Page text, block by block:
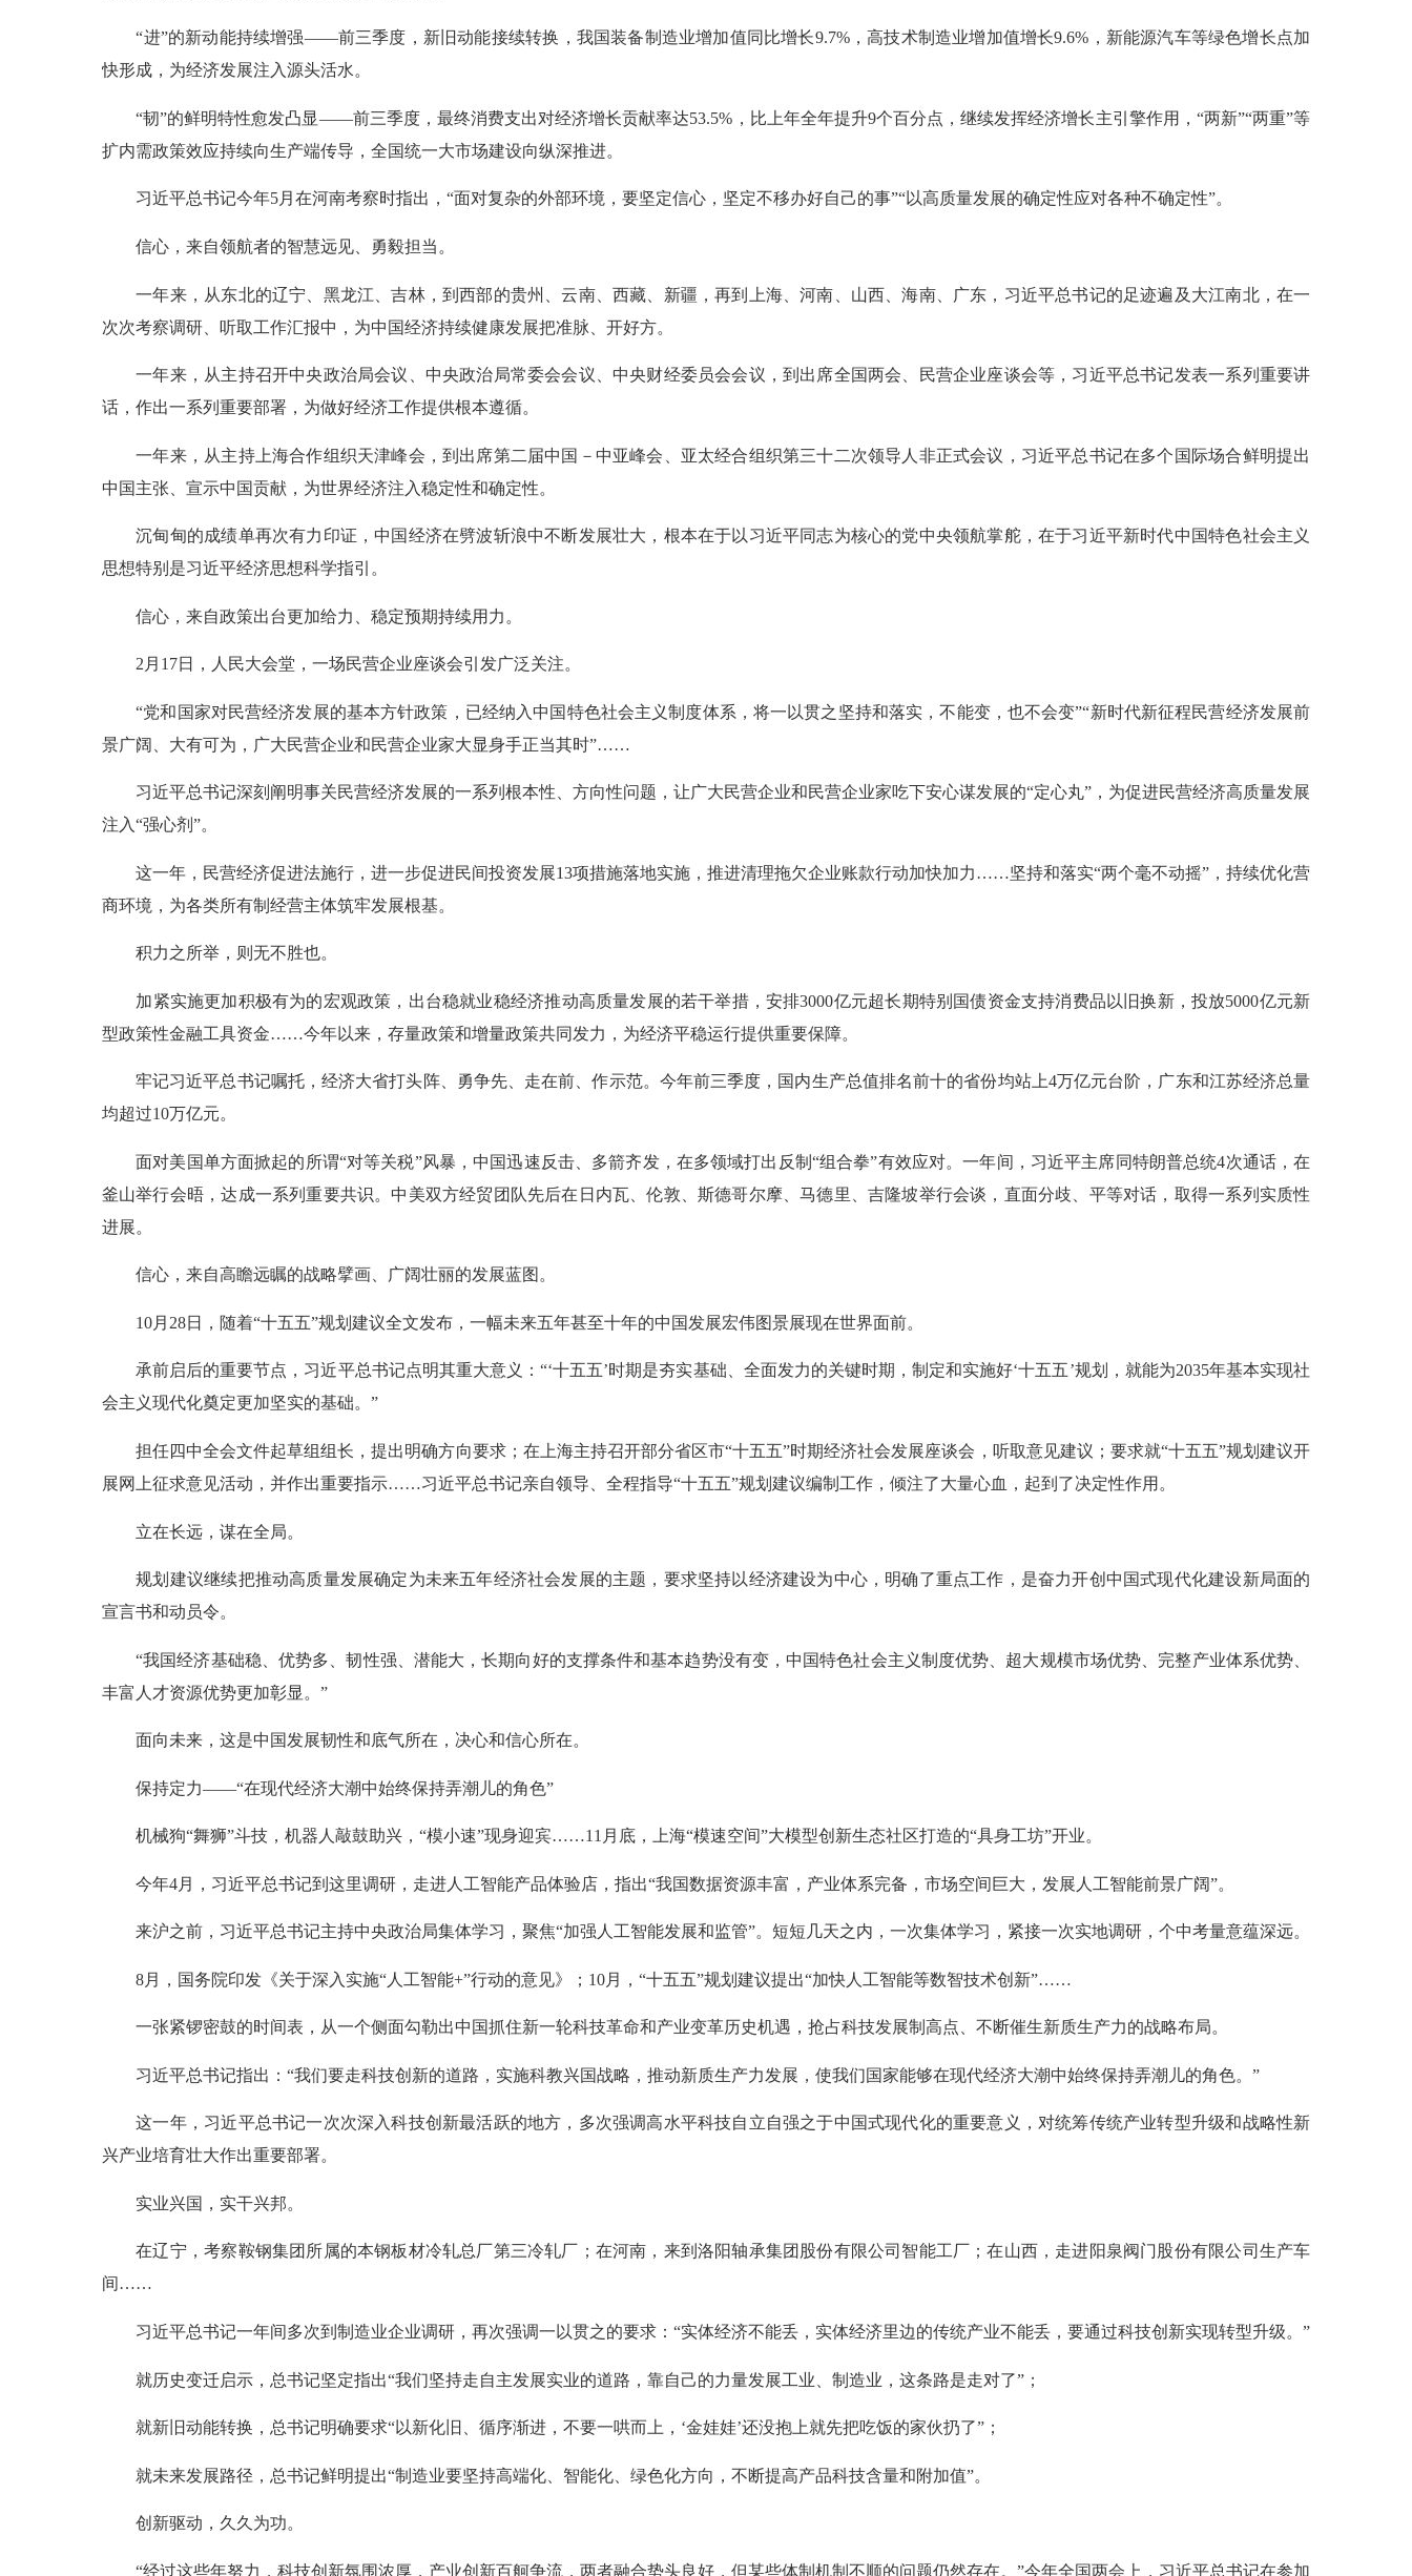
“进”的新动能持续增强——前三季度，新旧动能接续转换，我国装备制造业增加值同比增长9.7%，高技术制造业增加值增长9.6%，新能源汽车等绿色增长点加
快形成，为经济发展注入源头活水。
“韧”的鲜明特性愈发凸显——前三季度，最终消费支出对经济增长贡献率达53.5%，比上年全年提升9个百分点，继续发挥经济增长主引擎作用，“两新”“两重”等
扩内需政策效应持续向生产端传导，全国统一大市场建设向纵深推进。
习近平总书记今年5月在河南考察时指出，“面对复杂的外部环境，要坚定信心，坚定不移办好自己的事”“以高质量发展的确定性应对各种不确定性”。
信心，来自领航者的智慧远见、勇毅担当。
一年来，从东北的辽宁、黑龙江、吉林，到西部的贵州、云南、西藏、新疆，再到上海、河南、山西、海南、广东，习近平总书记的足迹遍及大江南北，在一
次次考察调研、听取工作汇报中，为中国经济持续健康发展把准脉、开好方。
一年来，从主持召开中央政治局会议、中央政治局常委会会议、中央财经委员会会议，到出席全国两会、民营企业座谈会等，习近平总书记发表一系列重要讲
话，作出一系列重要部署，为做好经济工作提供根本遵循。
一年来，从主持上海合作组织天津峰会，到出席第二届中国－中亚峰会、亚太经合组织第三十二次领导人非正式会议，习近平总书记在多个国际场合鲜明提出
中国主张、宣示中国贡献，为世界经济注入稳定性和确定性。
沉甸甸的成绩单再次有力印证，中国经济在劈波斩浪中不断发展壮大，根本在于以习近平同志为核心的党中央领航掌舵，在于习近平新时代中国特色社会主义
思想特别是习近平经济思想科学指引。
信心，来自政策出台更加给力、稳定预期持续用力。
2月17日，人民大会堂，一场民营企业座谈会引发广泛关注。
“党和国家对民营经济发展的基本方针政策，已经纳入中国特色社会主义制度体系，将一以贯之坚持和落实，不能变，也不会变”“新时代新征程民营经济发展前
景广阔、大有可为，广大民营企业和民营企业家大显身手正当其时”……
习近平总书记深刻阐明事关民营经济发展的一系列根本性、方向性问题，让广大民营企业和民营企业家吃下安心谋发展的“定心丸”，为促进民营经济高质量发展
注入“强心剂”。
这一年，民营经济促进法施行，进一步促进民间投资发展13项措施落地实施，推进清理拖欠企业账款行动加快加力……坚持和落实“两个毫不动摇”，持续优化营
商环境，为各类所有制经营主体筑牢发展根基。
积力之所举，则无不胜也。
加紧实施更加积极有为的宏观政策，出台稳就业稳经济推动高质量发展的若干举措，安排3000亿元超长期特别国债资金支持消费品以旧换新，投放5000亿元新
型政策性金融工具资金……今年以来，存量政策和增量政策共同发力，为经济平稳运行提供重要保障。
牢记习近平总书记嘱托，经济大省打头阵、勇争先、走在前、作示范。今年前三季度，国内生产总值排名前十的省份均站上4万亿元台阶，广东和江苏经济总量
均超过10万亿元。
面对美国单方面掀起的所谓“对等关税”风暴，中国迅速反击、多箭齐发，在多领域打出反制“组合拳”有效应对。一年间，习近平主席同特朗普总统4次通话，在
釜山举行会晤，达成一系列重要共识。中美双方经贸团队先后在日内瓦、伦敦、斯德哥尔摩、马德里、吉隆坡举行会谈，直面分歧、平等对话，取得一系列实质性
进展。
信心，来自高瞻远瞩的战略擘画、广阔壮丽的发展蓝图。
10月28日，随着“十五五”规划建议全文发布，一幅未来五年甚至十年的中国发展宏伟图景展现在世界面前。
承前启后的重要节点，习近平总书记点明其重大意义：“‘十五五’时期是夯实基础、全面发力的关键时期，制定和实施好‘十五五’规划，就能为2035年基本实现社
会主义现代化奠定更加坚实的基础。”
担任四中全会文件起草组组长，提出明确方向要求；在上海主持召开部分省区市“十五五”时期经济社会发展座谈会，听取意见建议；要求就“十五五”规划建议开
展网上征求意见活动，并作出重要指示……习近平总书记亲自领导、全程指导“十五五”规划建议编制工作，倾注了大量心血，起到了决定性作用。
立在长远，谋在全局。
规划建议继续把推动高质量发展确定为未来五年经济社会发展的主题，要求坚持以经济建设为中心，明确了重点工作，是奋力开创中国式现代化建设新局面的
宣言书和动员令。
“我国经济基础稳、优势多、韧性强、潜能大，长期向好的支撑条件和基本趋势没有变，中国特色社会主义制度优势、超大规模市场优势、完整产业体系优势、
丰富人才资源优势更加彰显。”
面向未来，这是中国发展韧性和底气所在，决心和信心所在。
保持定力——“在现代经济大潮中始终保持弄潮儿的角色”
机械狗“舞狮”斗技，机器人敲鼓助兴，“模小速”现身迎宾……11月底，上海“模速空间”大模型创新生态社区打造的“具身工坊”开业。
今年4月，习近平总书记到这里调研，走进人工智能产品体验店，指出“我国数据资源丰富，产业体系完备，市场空间巨大，发展人工智能前景广阔”。
来沪之前，习近平总书记主持中央政治局集体学习，聚焦“加强人工智能发展和监管”。短短几天之内，一次集体学习，紧接一次实地调研，个中考量意蕴深远。
8月，国务院印发《关于深入实施“人工智能+”行动的意见》；10月，“十五五”规划建议提出“加快人工智能等数智技术创新”……
一张紧锣密鼓的时间表，从一个侧面勾勒出中国抓住新一轮科技革命和产业变革历史机遇，抢占科技发展制高点、不断催生新质生产力的战略布局。
习近平总书记指出：“我们要走科技创新的道路，实施科教兴国战略，推动新质生产力发展，使我们国家能够在现代经济大潮中始终保持弄潮儿的角色。”
这一年，习近平总书记一次次深入科技创新最活跃的地方，多次强调高水平科技自立自强之于中国式现代化的重要意义，对统筹传统产业转型升级和战略性新
兴产业培育壮大作出重要部署。
实业兴国，实干兴邦。
在辽宁，考察鞍钢集团所属的本钢板材冷轧总厂第三冷轧厂；在河南，来到洛阳轴承集团股份有限公司智能工厂；在山西，走进阳泉阀门股份有限公司生产车
间……
习近平总书记一年间多次到制造业企业调研，再次强调一以贯之的要求：“实体经济不能丢，实体经济里边的传统产业不能丢，要通过科技创新实现转型升级。”
就历史变迁启示，总书记坚定指出“我们坚持走自主发展实业的道路，靠自己的力量发展工业、制造业，这条路是走对了”；
就新旧动能转换，总书记明确要求“以新化旧、循序渐进，不要一哄而上，‘金娃娃’还没抱上就先把吃饭的家伙扔了”；
就未来发展路径，总书记鲜明提出“制造业要坚持高端化、智能化、绿色化方向，不断提高产品科技含量和附加值”。
创新驱动，久久为功。
“经过这些年努力，科技创新氛围浓厚，产业创新百舸争流，两者融合势头良好，但某些体制机制不顺的问题仍然存在。”今年全国两会上，习近平总书记在参加